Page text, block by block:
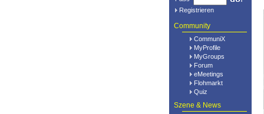
Registrieren
Community
CommuniX
MyProfile
MyGroups
Forum
eMeetings
Flohmarkt
Quiz
Szene & News